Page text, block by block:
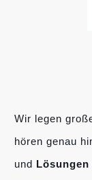
Wir legen
hören genau
und